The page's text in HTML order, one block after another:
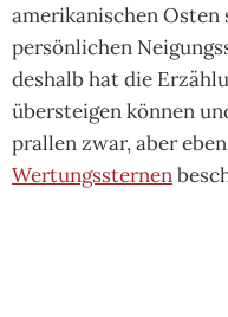
amerikanischen
persönlichen
deshalb hat die
übersteigen können
prallen zwar, aber
Wertungssternen